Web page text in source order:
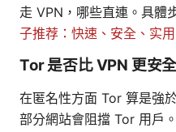
走 VPN，哪些直連。具體
子推荐：快速、安全、实
Tor 是否比 VPN 更安
在匿名性方面 Tor 算是強
部分網站會阻擋 Tor 用戶。